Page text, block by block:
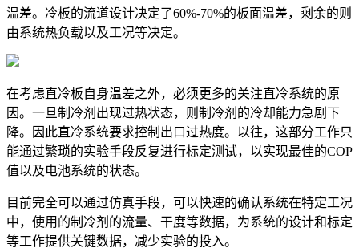
温差。冷板的流道设计决定了60%-70%的板面温差，剩余的则
由系统热负载以及工况等决定。
在考虑直冷板自身温差之外，必须更多的关注直冷系统的原
因。一旦制冷剂出现过热状态，则制冷剂的冷却能力急剧下
降。因此直冷系统要求控制出口过热度。以往，这部分工作只
能通过繁琐的实验手段反复进行标定测试，以实现最佳的COP
值以及电池系统的状态。
目前完全可以通过仿真手段，可以快速的确认系统在特定工况
中，使用的制冷剂的流量、干度等数据，为系统的设计和标定
等工作提供关键数据，减少实验的投入。